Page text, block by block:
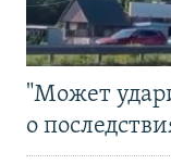
"Может
о